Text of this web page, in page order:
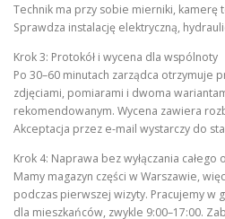
Technik ma przy sobie mierniki, kamerę
Sprawdza instalację elektryczną,
Krok 3: Protokół i wycena dla wspólnoty
Po 30–60 minutach zarządca otrzymuje
zdjęciami, pomiarami i dwoma
rekomendowanym. Wycena zawiera
Akceptacja przez e-mail wystarczy do
Krok 4: Naprawa bez wyłączania całego
Mamy magazyn części w Warszawie,
podczas pierwszej wizyty. Pracujemy w
dla mieszkańców, zwykle 9:00–17:00.